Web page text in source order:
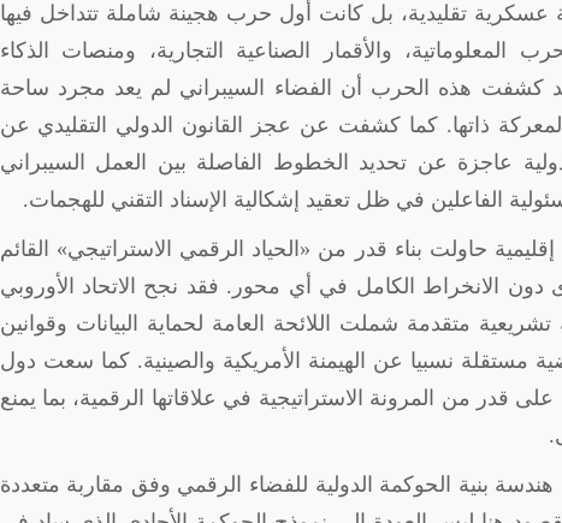
عسكرية تقليدية، بل كانت أول حرب هجينة شاملة تتداخل فيها
المعلوماتية، والأقمار الصناعية التجارية، ومنصات الذكاء
كشفت هذه الحرب أن الفضاء السيبراني لم يعد مجرد ساحة
ذاتها. كما كشفت عن عجز القانون الدولي التقليدي عن
عاجزة عن تحديد الخطوط الفاصلة بين العمل السيبراني
الفاعلين في ظل تعقيد إشكالية الإسناد التقني للهجمات.
حاولت بناء قدر من «الحياد الرقمي الاستراتيجي» القائم
دون الانخراط الكامل في أي محور. فقد نجح الاتحاد الأوروبي
متقدمة شملت اللائحة العامة لحماية البيانات وقوانين
مستقلة نسبيا عن الهيمنة الأمريكية والصينية. كما سعت دول
من المرونة الاستراتيجية في علاقاتها الرقمية، بما يمنع
.
بنية الحوكمة الدولية للفضاء الرقمي وفق مقاربة متعددة